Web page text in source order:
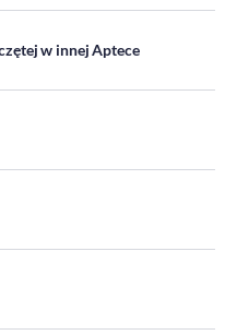
Małoletnich
w innej Aptece